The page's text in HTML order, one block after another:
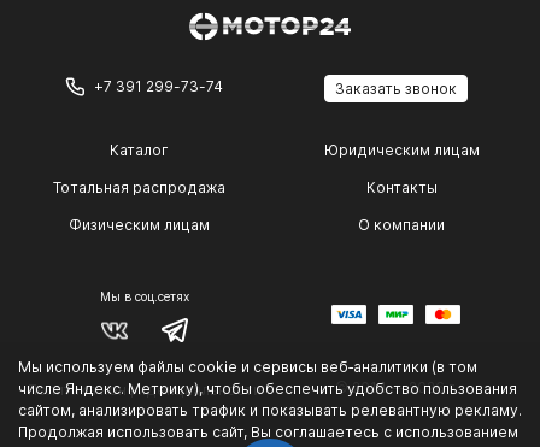
Мы используем файлы cookie и сервисы веб‑аналитики (в том
числе Яндекс. Метрику), чтобы обеспечить удобство пользования
сайтом, анализировать трафик и показывать релевантную рекламу.
Продолжая использовать сайт, Вы соглашаетесь с использованием
+7 391 299-73-74 Заказать звонок
Каталог
Тотальная распродажа
Физическим лицам
Юридическим лицам
Контакты
О компании
Мы в соц.сетях
Политика конфиденциальности © 2014 — 2026 г.
.